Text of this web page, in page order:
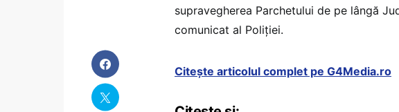
supravegherea Parchetului de pe lângă
comunicat al Poliției.
Citește articolul complet pe G4Media.ro